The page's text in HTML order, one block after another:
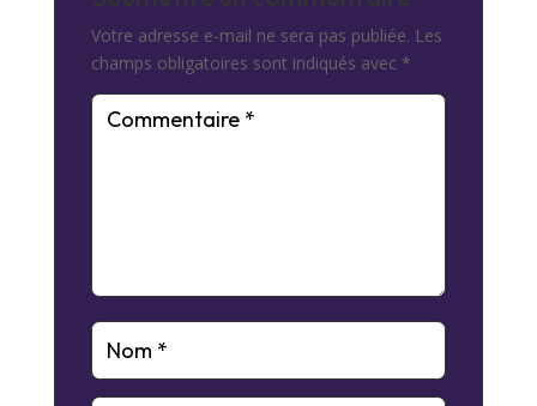
Votre adresse e-mail ne sera pas publiée. Les
champs obligatoires sont indiqués avec *